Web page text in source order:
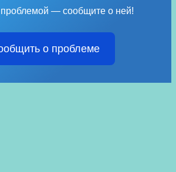
проблемой — сообщите о ней!
о проблеме